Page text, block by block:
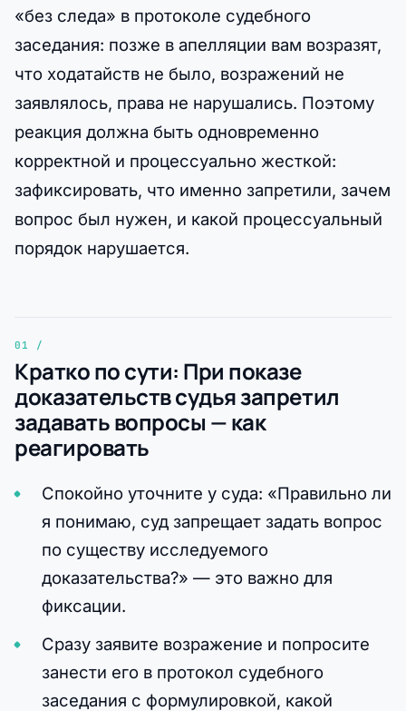
«без следа» в протоколе судебного
заседания: позже в апелляции вам возразят,
что ходатайств не было, возражений не
заявлялось, права не нарушались. Поэтому
реакция должна быть одновременно
корректной и процессуально жесткой:
зафиксировать, что именно запретили, зачем
вопрос был нужен, и какой процессуальный
порядок нарушается.
Кратко по сути: При показе
доказательств судья запретил
задавать вопросы — как
реагировать
Спокойно уточните у суда: «Правильно ли
я понимаю, суд запрещает задать вопрос
по существу исследуемого
доказательства?» — это важно для
фиксации.
Сразу заявите возражение и попросите
занести его в протокол судебного
заседания с формулировкой, какой